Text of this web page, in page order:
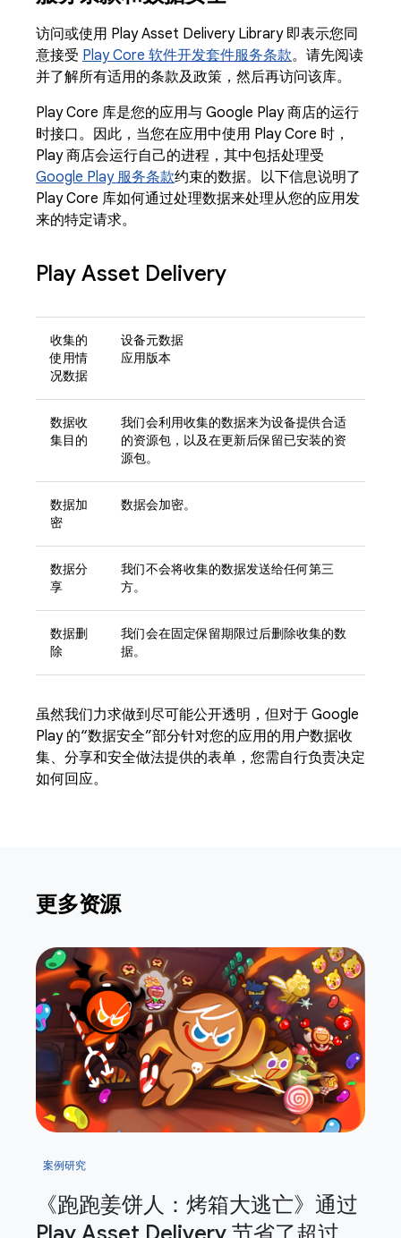
访问或使用 Play Asset Delivery Library 即表示您同
意接受 Play Core 软件开发套件服务条款。请先阅读
并了解所有适用的条款及政策，然后再访问该库。
Play Core 库是您的应用与 Google Play 商店的运行
时接口。因此，当您在应用中使用 Play Core 时，
Play 商店会运行自己的进程，其中包括处理受
Google Play 服务条款约束的数据。以下信息说明了
Play Core 库如何通过处理数据来处理从您的应用发
来的特定请求。
Play Asset Delivery
收集的
使用情
况数据
设备元数据
应用版本
数据收
集目的
我们会利用收集的数据来为设备提供合适
的资源包，以及在更新后保留已安装的资
源包。
数据加
密
数据会加密。
数据分
享
我们不会将收集的数据发送给任何第三
方。
数据删
除
我们会在固定保留期限过后删除收集的数
据。
虽然我们力求做到尽可能公开透明，但对于 Google
Play 的“数据安全”部分针对您的应用的用户数据收
集、分享和安全做法提供的表单，您需自行负责决定
如何回应。
更多资源
案例研究
《跑跑姜饼人：烤箱大逃亡》通过